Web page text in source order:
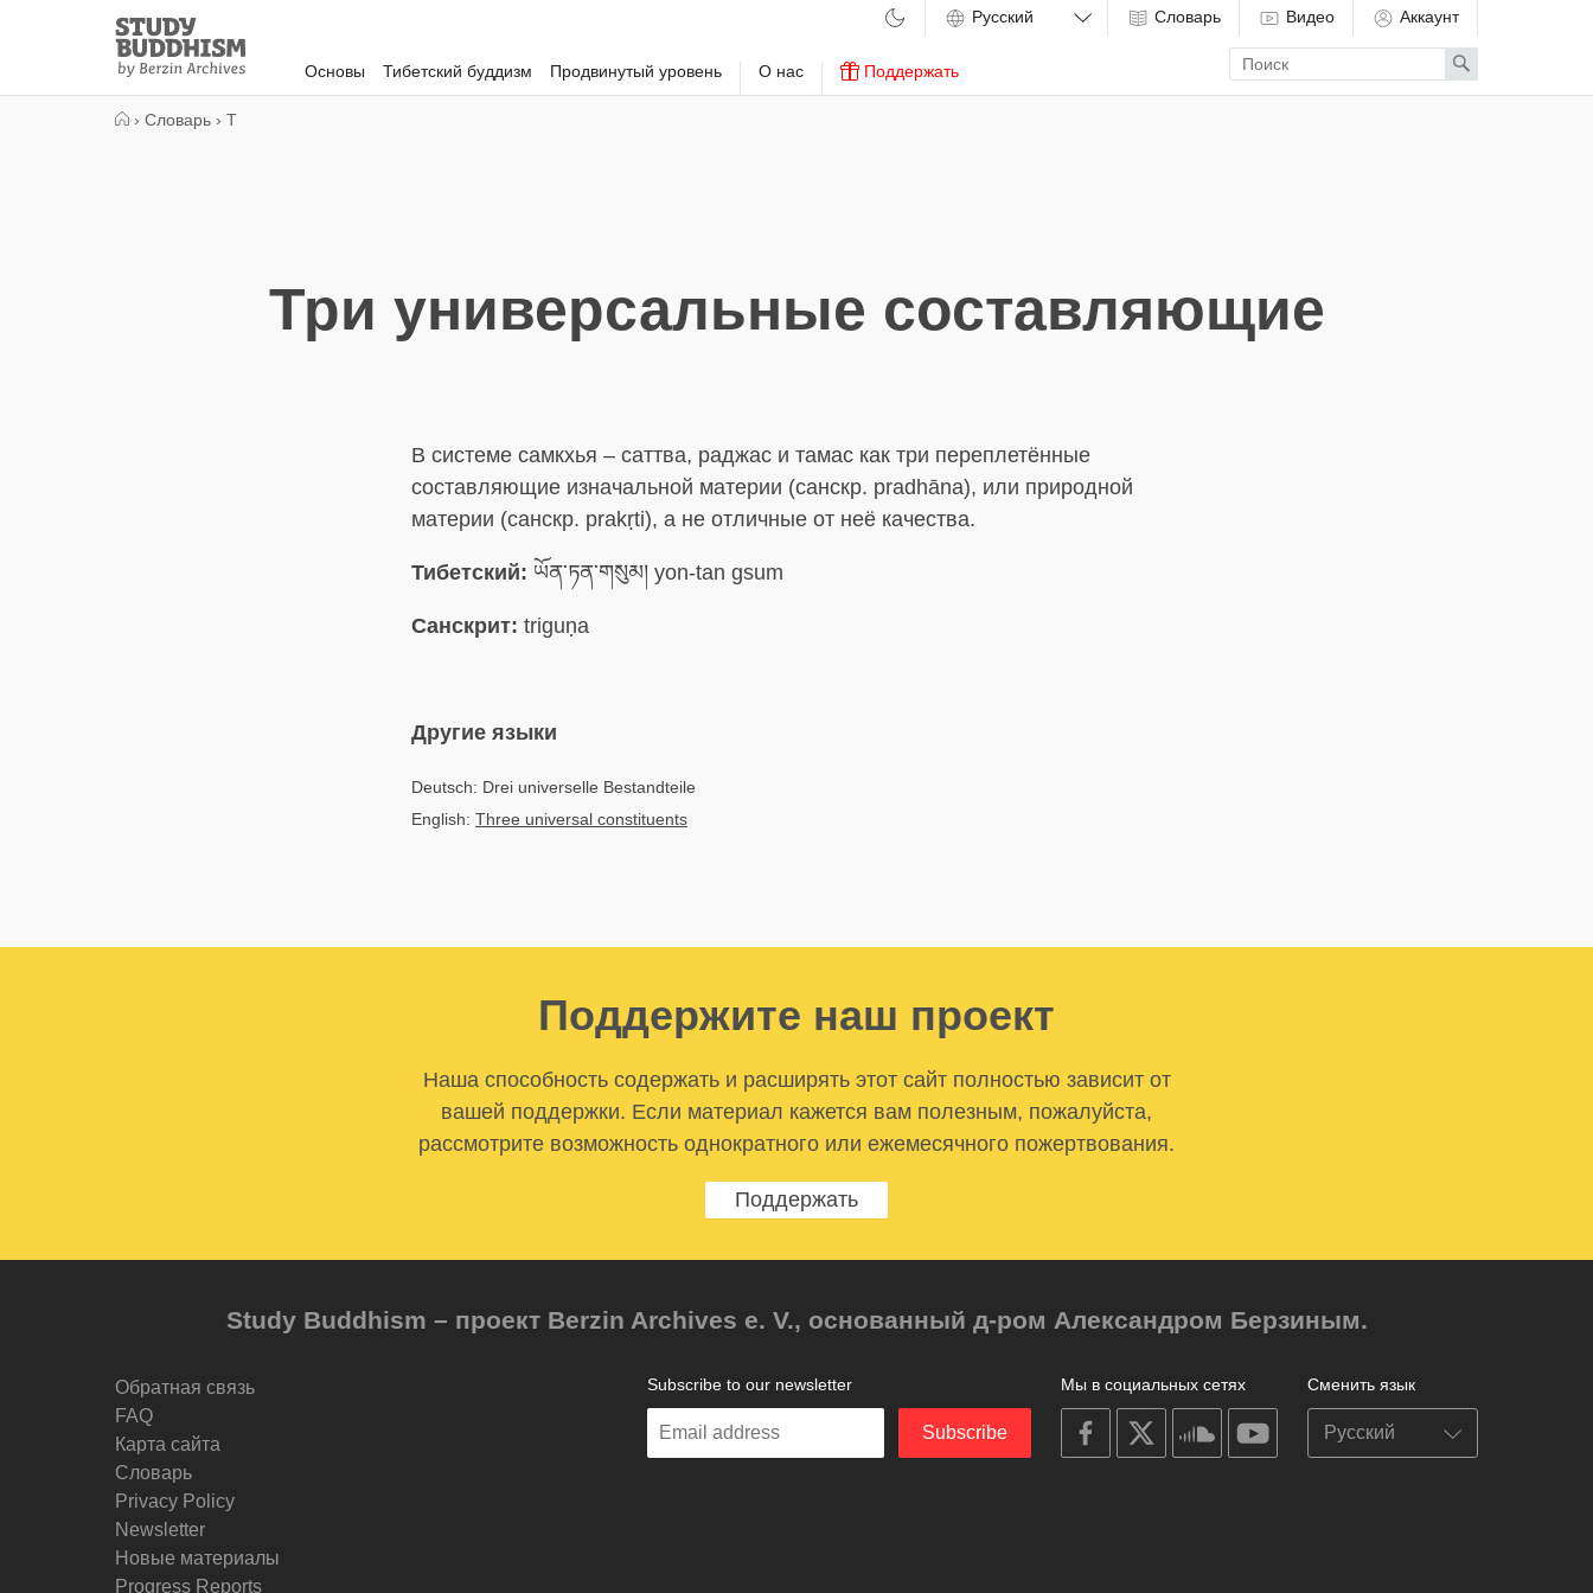
Study
Buddhism
Home
Основы Тибетский буддизм Продвинутый уровень О нас Поддержать
Словарь Видео Аккаунт
Enter
search
term
Search
› Словарь › Т
Три универсальные составляющие
В системе самкхья – саттва, раджас и тамас как три переплетённые
составляющие изначальной материи (санскр. pradhāna), или природной
материи (санскр. prakṛti), а не отличные от неё качества.
Тибетский: ཡོན་ཏན་གསུམ། yon-tan gsum
Санскрит: triguṇa
Другие языки
Deutsch: Drei universelle Bestandteile
English: Three universal constituents
Поддержите наш проект
Наша способность содержать и расширять этот сайт полностью зависит от
вашей поддержки. Если материал кажется вам полезным, пожалуйста,
рассмотрите возможность однократного или ежемесячного пожертвования.
Поддержать
Study Buddhism – проект Berzin Archives e. V., основанный д-ром Александром Берзиным.
Обратная связь
FAQ
Карта сайта
Словарь
Privacy Policy
Newsletter
Новые материалы
Progress Reports
Сменить язык
Мы в социальных сетях
on
facebook
on
on
soundcloudyoutube
Subscribe to our newsletter
Enter
Subscribe